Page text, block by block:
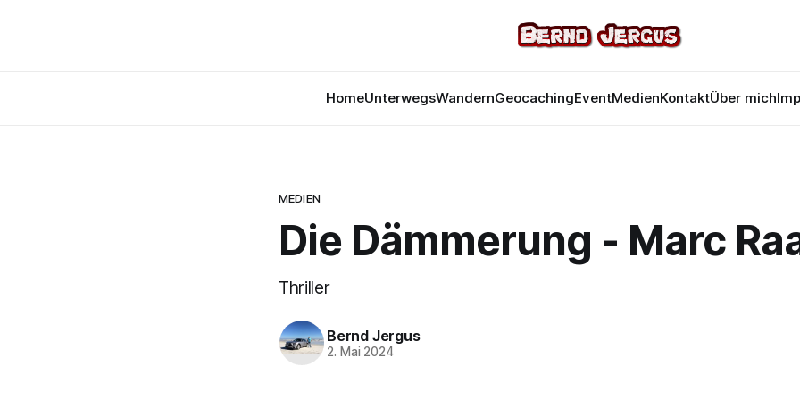
HomeUnterwegsWandernGeocachingEventMedienKontaktÜber mich
MEDIEN
Die Dämmerung - Marc
Thriller
Bernd Jergus
2. Mai 2024